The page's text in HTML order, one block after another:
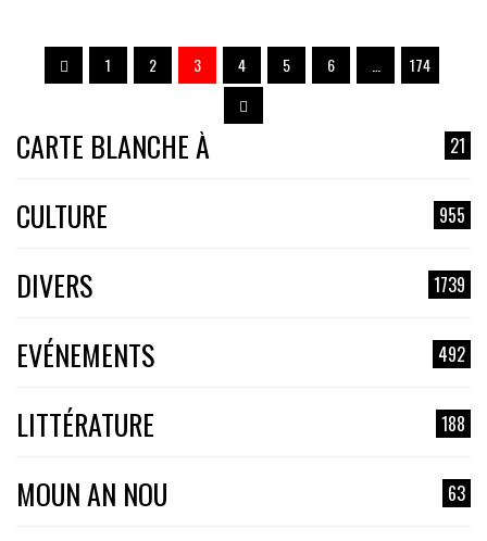
1 2 3 4 5 6 174
CARTE BLANCHE À 21
CULTURE 955
DIVERS 1739
EVÉNEMENTS 492
LITTÉRATURE 188
MOUN AN NOU 63